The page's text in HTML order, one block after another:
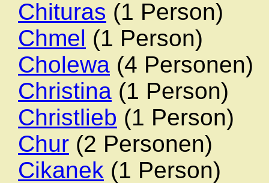
Chituras (1 Person)
Chmel (1 Person)
Cholewa (4 Personen)
Christina (1 Person)
Christlieb (1 Person)
Chur (2 Personen)
Cikanek (1 Person)